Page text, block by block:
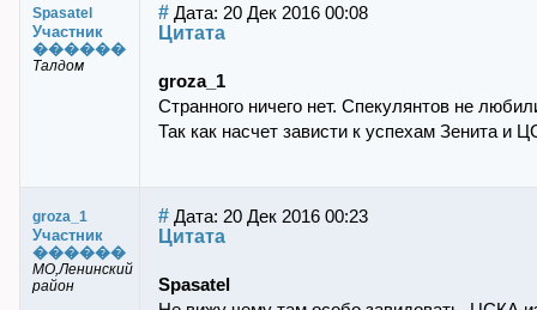
Spasatel
Участник
������
Талдом
# Дата: 20 Дек 2016 00:08
Цитата
groza_1
Странного ничего нет. Спекулянтов не
Так как насчет зависти к успехам Зенита и
groza_1
Участник
������
МО,Ленинский
район
# Дата: 20 Дек 2016 00:23
Цитата
Spasatel